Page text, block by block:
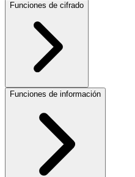
Funciones de cifrado
Funciones de información